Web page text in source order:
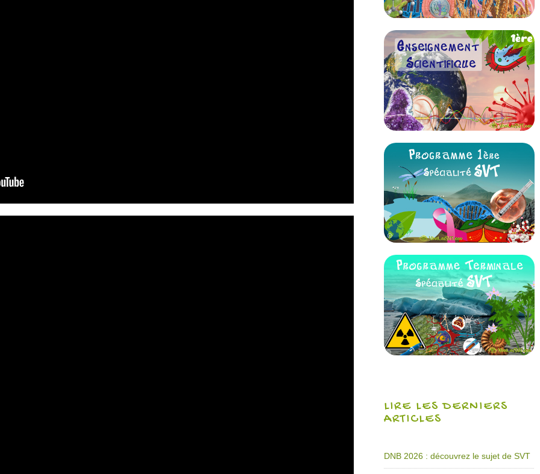
LIRE LES DERNIERS
ARTICLES
DNB 2026 : découvrez le sujet de SVT